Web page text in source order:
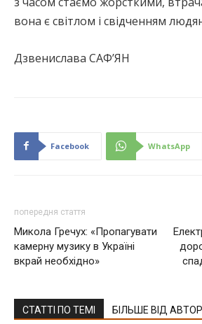
вона є світлом і свідченням
Дзвенислава САФ’ЯН
Facebook WhatsApp
попередня стаття
Микола Гречух: «Пропагувати
камерну музику в Україні
вкрай необхідно»
СТАТТІ ПО ТЕМІ БІЛЬШЕ ВІД